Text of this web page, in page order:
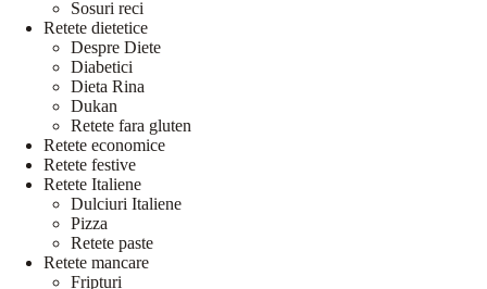
Sosuri reci
Retete dietetice
Despre Diete
Diabetici
Dieta Rina
Dukan
Retete fara gluten
Retete economice
Retete festive
Retete Italiene
Dulciuri Italiene
Pizza
Retete paste
Retete mancare
Fripturi